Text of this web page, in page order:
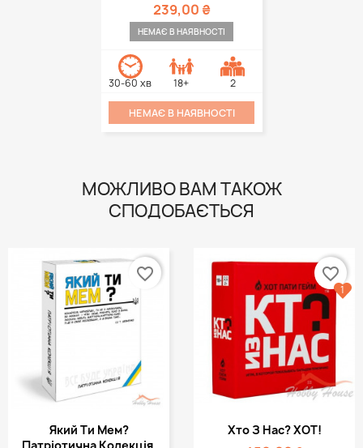
239,00 ₴
НЕМАЄ В НАЯВНОСТІ
30-60 хв 18+ 2
НЕМАЄ В НАЯВНОСТІ
МОЖЛИВО ВАМ ТАКОЖ
СПОДОБАЄТЬСЯ
Який Ти Мем?
Патріотична Колекція.
favorite_border
Хто З Нас? ХОТ!
favorite_border
1